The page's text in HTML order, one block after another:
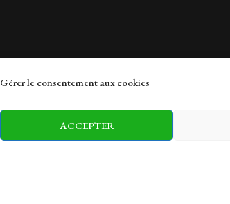
Gérer le consentement aux cookies
ACCEPTER